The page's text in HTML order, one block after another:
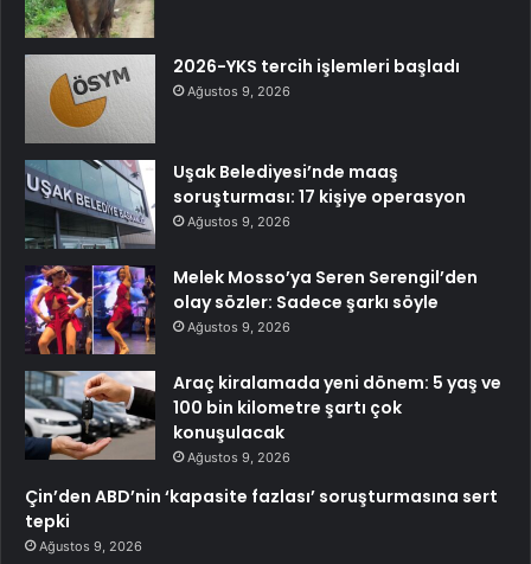
2026-YKS tercih işlemleri başladı
Ağustos 9, 2026
Uşak Belediyesi’nde maaş
soruşturması: 17 kişiye operasyon
Ağustos 9, 2026
Melek Mosso’ya Seren Serengil’den
olay sözler: Sadece şarkı söyle
Ağustos 9, 2026
Araç kiralamada yeni dönem: 5 yaş ve
100 bin kilometre şartı çok
konuşulacak
Ağustos 9, 2026
Çin’den ABD’nin ‘kapasite fazlası’ soruşturmasına sert
tepki
Ağustos 9, 2026